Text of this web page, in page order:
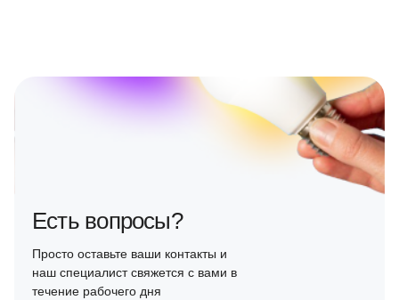
Есть вопросы?
Просто оставьте ваши контакты и
наш специалист свяжется с вами в
течение рабочего дня